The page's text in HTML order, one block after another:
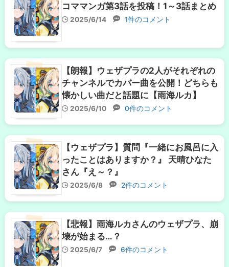
コママンガ第3話を投稿！1～3話まとめ
2025/6/14 1件のコメント
【朗報】ウェザプラの2人がそれぞれの
チャンネルでカバー曲を公開！どちらも
懐かしい曲だと話題に【雨海ルカ】
2025/6/10 0件のコメント
【ウェザプラ】質問『一緒にお風呂に入
ったことはありますか？』 天晴ひなた
さん『え～？』
2025/6/8 2件のコメント
【悲報】雨海ルカさんのウェザプラ、崩
壊が始まる…？
2025/6/7 6件のコメント